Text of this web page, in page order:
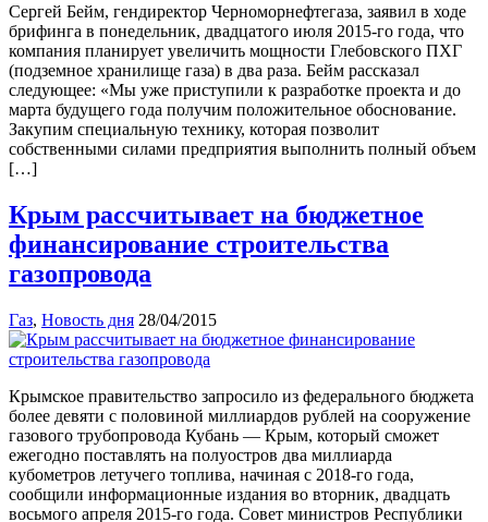
Сергей Бейм, гендиректор Черноморнефтегаза, заявил в ходе
брифинга в понедельник, двадцатого июля 2015-го года, что
компания планирует увеличить мощности Глебовского ПХГ
(подземное хранилище газа) в два раза. Бейм рассказал
следующее: «Мы уже приступили к разработке проекта и до
марта будущего года получим положительное обоснование.
Закупим специальную технику, которая позволит
собственными силами предприятия выполнить полный объем
[…]
Крым рассчитывает на бюджетное
финансирование строительства
газопровода
Газ, Новость дня 28/04/2015
Крымское правительство запросило из федерального бюджета
более девяти с половиной миллиардов рублей на сооружение
газового трубопровода Кубань — Крым, который сможет
ежегодно поставлять на полуостров два миллиарда
кубометров летучего топлива, начиная с 2018-го года,
сообщили информационные издания во вторник, двадцать
восьмого апреля 2015-го года. Совет министров Республики